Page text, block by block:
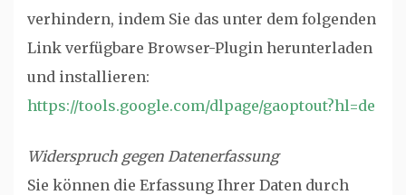
verhindern, indem Sie das unter dem folgenden
Link verfügbare Browser-Plugin herunterladen
und installieren:
https://tools.google.com/dlpage/gaoptout?hl=de
Widerspruch gegen Datenerfassung
Sie können die Erfassung Ihrer Daten durch